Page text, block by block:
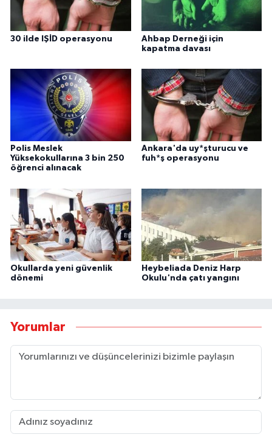
30 ilde IŞİD operasyonu
Ahbap Derneği için
kapatma davası
Polis Meslek
Yüksekokullarına 3 bin 250
öğrenci alınacak
Ankara'da uy*şturucu ve
fuh*ş operasyonu
Okullarda yeni güvenlik
dönemi
Heybeliada Deniz Harp
Okulu'nda çatı yangını
Yorumlar